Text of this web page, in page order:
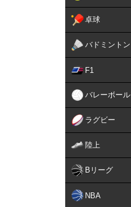
卓球
バドミントン
F1
バレーボール
ラグビー
陸上
Bリーグ
NBA